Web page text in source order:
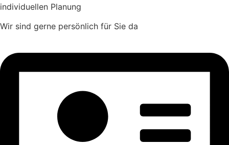
individuellen Planung
Wir sind gerne persönlich für Sie da